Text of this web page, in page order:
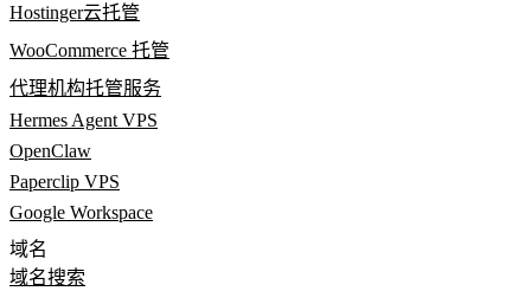
Hostinger云托管
WooCommerce 托管
代理机构托管服务
Hermes Agent VPS
OpenClaw
Paperclip VPS
Google Workspace
域名
域名搜索